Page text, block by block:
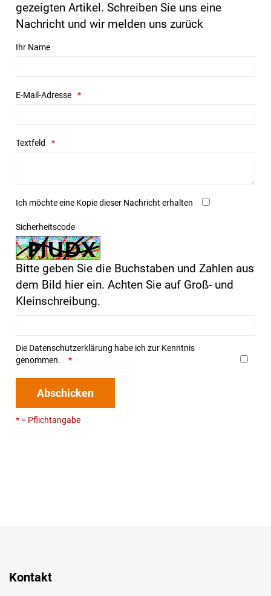
gezeigten Artikel. Schreiben Sie uns eine
Nachricht und wir melden uns zurück
Ihr Name
E-Mail-Adresse
Textfeld
Ich möchte eine Kopie dieser Nachricht erhalten
Sicherheitscode
Bitte geben Sie die Buchstaben und Zahlen aus
dem Bild hier ein. Achten Sie auf Groß- und
Kleinschreibung.
Die Datenschutzerklärung habe ich zur Kenntnis
genommen.
Abschicken
* = Pflichtangabe
Kontakt